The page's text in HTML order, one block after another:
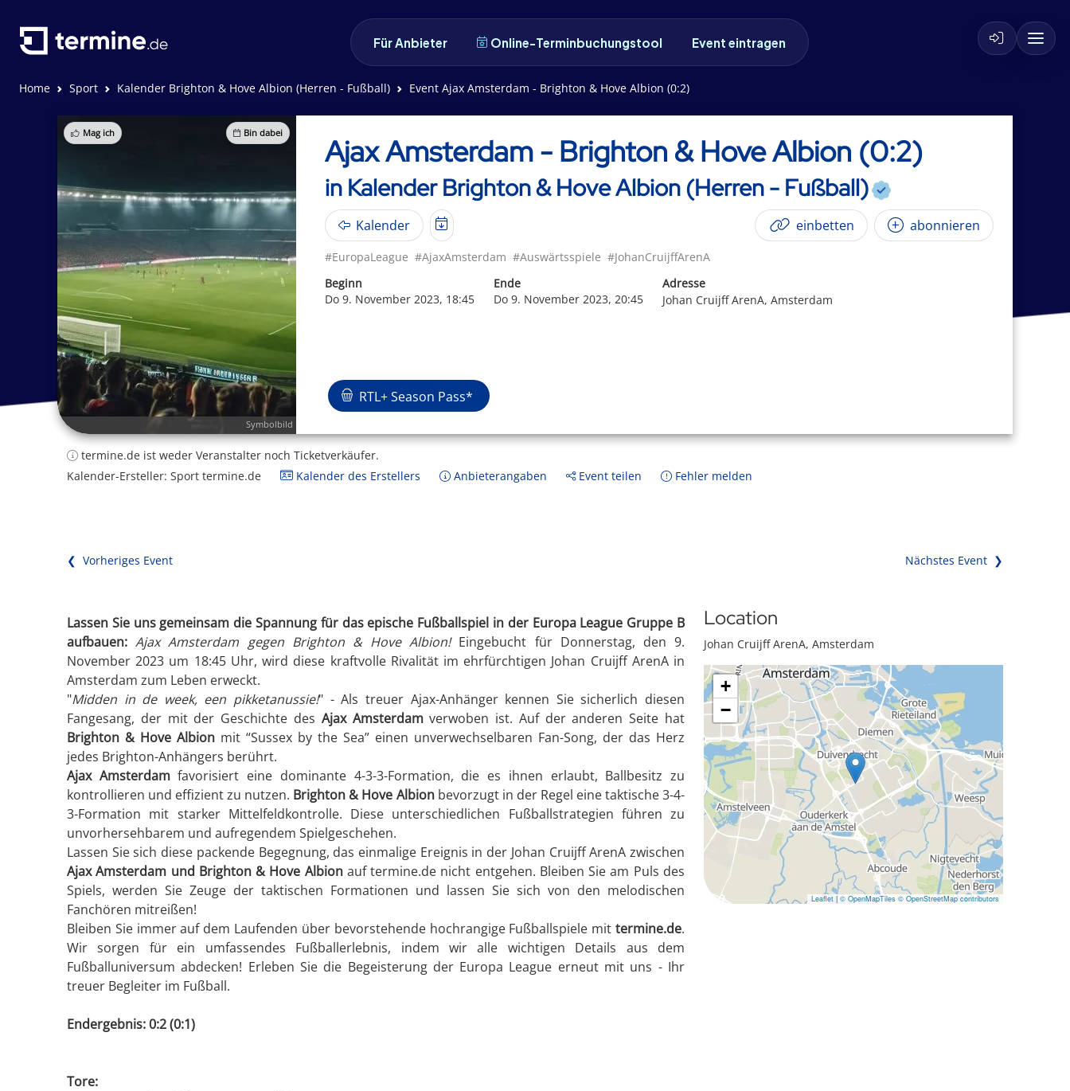
Für Anbieter Online-Terminbuchungstool Event eintragen
Home Sport Kalender Brighton & Hove Albion (Herren - Fußball) Event Ajax Amsterdam - Brighton & Hove Albion (0:2)
Mag ich Bin dabei
Symbolbild
Ajax Amsterdam - Brighton & Hove Albion (0:2)
in Kalender Brighton & Hove Albion (Herren - Fußball)
Kalender einbetten abonnieren
#EuropaLeague #AjaxAmsterdam #Auswärtsspiele #JohanCruijffArenA
Beginn
Do 9. November 2023, 18:45
Ende
Do 9. November 2023, 20:45
Adresse
Johan Cruijff ArenA, Amsterdam
RTL+ Season Pass*
termine.de ist weder Veranstalter noch Ticketverkäufer.
Kalender-Ersteller: Sport termine.de
Kalender des Erstellers Anbieterangaben Event teilen Fehler melden
❮ Vorheriges Event Nächstes Event ❯
Lassen Sie uns gemeinsam die Spannung für das epische Fußballspiel in der Europa League Gruppe B
aufbauen: Ajax Amsterdam gegen Brighton & Hove Albion!Eingebucht für Donnerstag, den 9.
November 2023 um 18:45 Uhr, wird diese kraftvolle Rivalität im ehrfürchtigen Johan Cruijff ArenA in
Amsterdam zum Leben erweckt.
"Midden in de week, een pikketanussie!" - Als treuer Ajax-Anhänger kennen Sie sicherlich diesen
Fangesang, der mit der Geschichte des Ajax Amsterdamverwoben ist. Auf der anderen Seite hat
Brighton & Hove Albion mit “Sussex by the Sea” einen unverwechselbaren Fan-Song, der das Herz
jedes Brighton-Anhängers berührt.
Ajax Amsterdamfavorisiert eine dominante 4-3-3-Formation, die es ihnen erlaubt, Ballbesitz zu
kontrollieren und effizient zu nutzen. Brighton & Hove Albionbevorzugt in der Regel eine taktische 3-4-
3-Formation mit starker Mittelfeldkontrolle. Diese unterschiedlichen Fußballstrategien führen zu
unvorhersehbarem und aufregendem Spielgeschehen.
Lassen Sie sich diese packende Begegnung, das einmalige Ereignis in der Johan Cruijff ArenA zwischen
Ajax Amsterdam und Brighton & Hove Albionauf termine.de nicht entgehen. Bleiben Sie am Puls des
Spiels, werden Sie Zeuge der taktischen Formationen und lassen Sie sich von den melodischen
Fanchören mitreißen!
Bleiben Sie immer auf dem Laufenden über bevorstehende hochrangige Fußballspiele mit termine.de.
Wir sorgen für ein umfassendes Fußballerlebnis, indem wir alle wichtigen Details aus dem
Fußballuniversum abdecken! Erleben Sie die Begeisterung der Europa League erneut mit uns - Ihr
treuer Begleiter im Fußball.
Endergebnis: 0:2 (0:1)
Tore:
Location
Johan Cruijff ArenA, Amsterdam
+
−
Leaflet | © OpenMapTiles © OpenStreetMap contributors